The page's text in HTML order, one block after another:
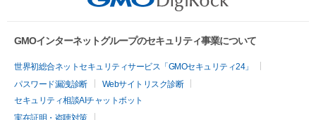
GMOインターネットグループのセキュリティ事業について
世界初総合ネットセキュリティサービス「GMOセキュリティ24」
パスワード漏洩診断
Webサイトリスク診断
セキュリティ相談AIチャットボット
実在証明・盗聴対策